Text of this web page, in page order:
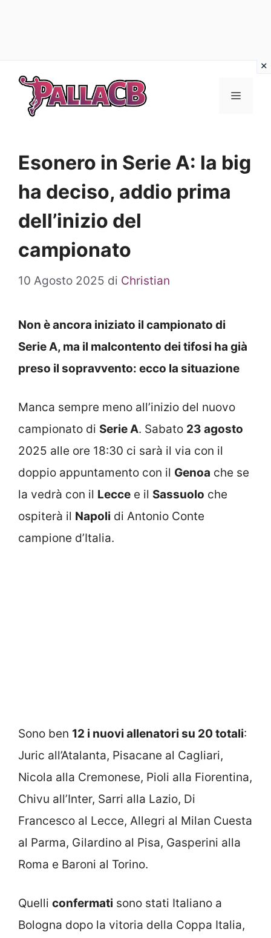
contenuto
Menu
Esonero in Serie A: la big
ha deciso, addio prima
dell’inizio del
campionato
10 Agosto 2025 di Christian
Non è ancora iniziato il campionato di
Serie A, ma il malcontento dei tifosi ha già
preso il sopravvento: ecco la situazione
Manca sempre meno all’inizio del nuovo
campionato di Serie A. Sabato 23 agosto
2025 alle ore 18:30 ci sarà il via con il
doppio appuntamento con il Genoa che se
la vedrà con il Lecce e il Sassuolo che
ospiterà il Napoli di Antonio Conte
campione d’Italia.
Sono ben 12 i nuovi allenatori su 20 totali:
Juric all’Atalanta, Pisacane al Cagliari,
Nicola alla Cremonese, Pioli alla Fiorentina,
Chivu all’Inter, Sarri alla Lazio, Di
Francesco al Lecce, Allegri al Milan Cuesta
al Parma, Gilardino al Pisa, Gasperini alla
Roma e Baroni al Torino.
Quelli confermati sono stati Italiano a
Bologna dopo la vitoria della Coppa Italia,